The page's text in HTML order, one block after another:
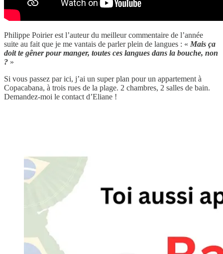
Philippe Poirier est l’auteur du meilleur commentaire de l’année
suite au fait que je me vantais de parler plein de langues : « Mais ça
doit te gêner pour manger, toutes ces langues dans la bouche, non
? »
Si vous passez par ici, j’ai un super plan pour un appartement à
Copacabana, à trois rues de la plage. 2 chambres, 2 salles de bain.
Demandez-moi le contact d’Eliane !